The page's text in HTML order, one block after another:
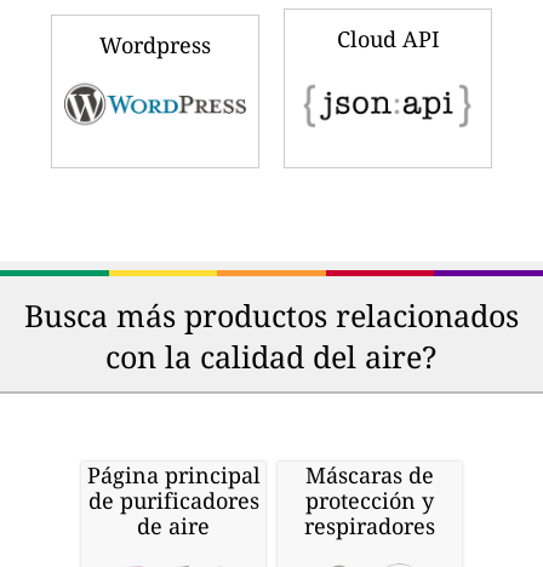
Wordpress Cloud API
Busca más productos relacionados
con la calidad del aire?
Página principal
de purificadores
de aire
Máscaras de
protección y
respiradores